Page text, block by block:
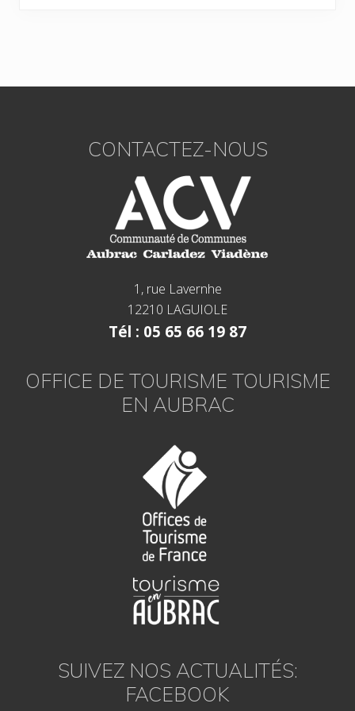
CONTACTEZ-NOUS
1, rue Lavernhe
12210 LAGUIOLE
Tél : 05 65 66 19 87
OFFICE DE TOURISME TOURISME
EN AUBRAC
SUIVEZ NOS ACTUALITÉS:
FACEBOOK